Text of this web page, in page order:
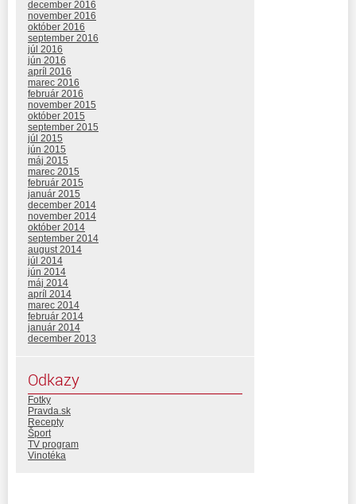
december 2016
november 2016
október 2016
september 2016
júl 2016
jún 2016
apríl 2016
marec 2016
február 2016
november 2015
október 2015
september 2015
júl 2015
jún 2015
máj 2015
marec 2015
február 2015
január 2015
december 2014
november 2014
október 2014
september 2014
august 2014
júl 2014
jún 2014
máj 2014
apríl 2014
marec 2014
február 2014
január 2014
december 2013
Odkazy
Fotky
Pravda.sk
Recepty
Šport
TV program
Vinotéka